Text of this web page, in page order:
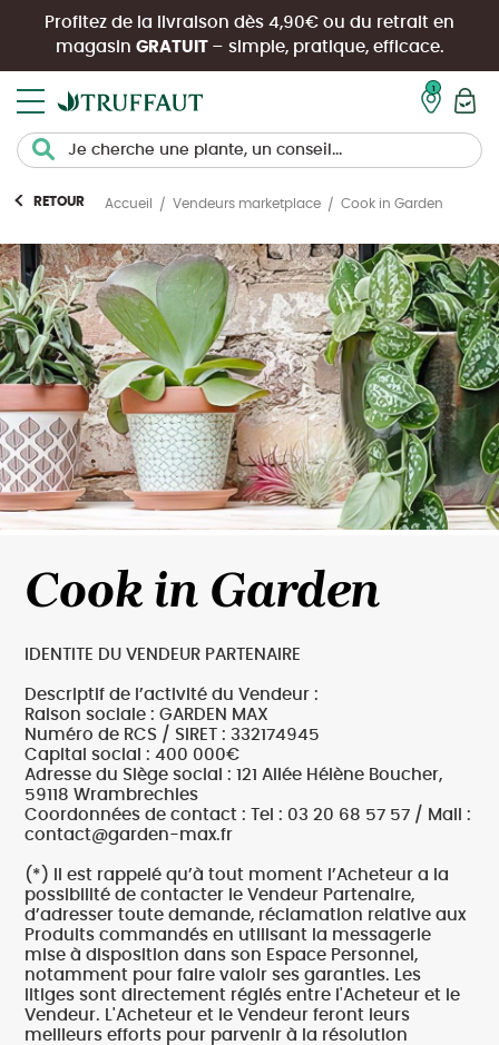
Profitez de la livraison dès 4,90€ ou du retrait en
magasin GRATUIT – simple, pratique, efficace.
RETOUR Accueil Vendeurs marketplace Cook in Garden
Cook in Garden
IDENTITE DU VENDEUR PARTENAIRE
Descriptif de l’activité du Vendeur :
Raison sociale : GARDEN MAX
Numéro de RCS / SIRET : 332174945
Capital social : 400 000€
Adresse du Siège social : 121 Allée Hélène Boucher,
59118 Wrambrechies
Coordonnées de contact : Tel : 03 20 68 57 57 / Mail :
contact@garden-max.fr
(*) Il est rappelé qu’à tout moment l’Acheteur a la
possibilité de contacter le Vendeur Partenaire,
d’adresser toute demande, réclamation relative aux
Produits commandés en utilisant la messagerie
mise à disposition dans son Espace Personnel,
notamment pour faire valoir ses garanties. Les
litiges sont directement réglés entre l'Acheteur et le
Vendeur. L'Acheteur et le Vendeur feront leurs
meilleurs efforts pour parvenir à la résolution